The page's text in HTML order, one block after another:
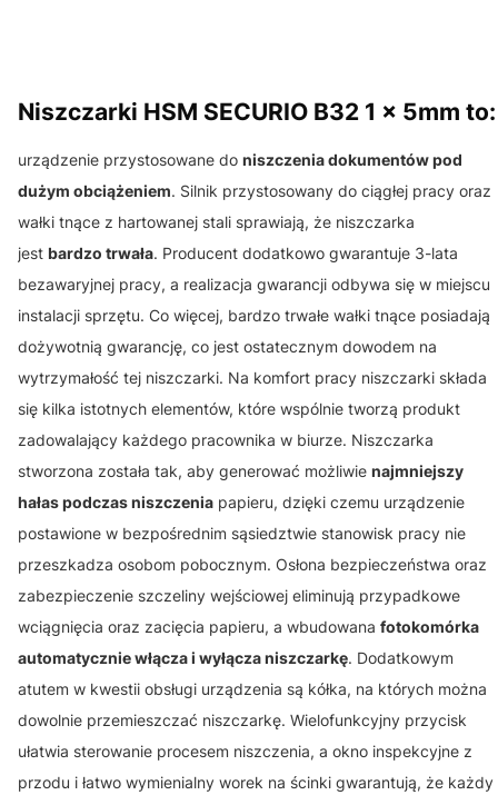
Niszczarki HSM SECURIO B32 1 x 5mm to:
urządzenie przystosowane do niszczenia dokumentów pod
dużym obciążeniem. Silnik przystosowany do ciągłej pracy oraz
wałki tnące z hartowanej stali sprawiają, że niszczarka
jest bardzo trwała. Producent dodatkowo gwarantuje 3-lata
bezawaryjnej pracy, a realizacja gwarancji odbywa się w miejscu
instalacji sprzętu. Co więcej, bardzo trwałe wałki tnące posiadają
dożywotnią gwarancję, co jest ostatecznym dowodem na
wytrzymałość tej niszczarki. Na komfort pracy niszczarki składa
się kilka istotnych elementów, które wspólnie tworzą produkt
zadowalający każdego pracownika w biurze. Niszczarka
stworzona została tak, aby generować możliwie najmniejszy
hałas podczas niszczenia papieru, dzięki czemu urządzenie
postawione w bezpośrednim sąsiedztwie stanowisk pracy nie
przeszkadza osobom pobocznym. Osłona bezpieczeństwa oraz
zabezpieczenie szczeliny wejściowej eliminują przypadkowe
wciągnięcia oraz zacięcia papieru, a wbudowana fotokomórka
automatycznie włącza i wyłącza niszczarkę. Dodatkowym
atutem w kwestii obsługi urządzenia są kółka, na których można
dowolnie przemieszczać niszczarkę. Wielofunkcyjny przycisk
ułatwia sterowanie procesem niszczenia, a okno inspekcyjne z
przodu i łatwo wymienialny worek na ścinki gwarantują, że każdy